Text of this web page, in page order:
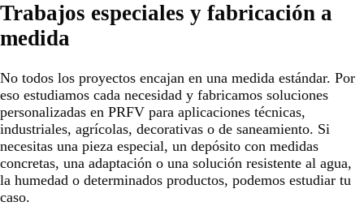
Trabajos especiales y fabricación a
medida
No todos los proyectos encajan en una medida estándar. Por
eso estudiamos cada necesidad y fabricamos soluciones
personalizadas en PRFV para aplicaciones técnicas,
industriales, agrícolas, decorativas o de saneamiento. Si
necesitas una pieza especial, un depósito con medidas
concretas, una adaptación o una solución resistente al agua,
la humedad o determinados productos, podemos estudiar tu
caso.